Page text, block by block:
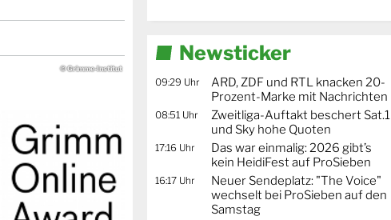
© Grimme-Institut
Newsticker
09:29 Uhr
ARD, ZDF und RTL knacken 20-
Prozent-Marke mit Nachrichten
08:51 Uhr
Zweitliga-Auftakt beschert Sat.1
und Sky hohe Quoten
17:16 Uhr
Das war einmalig: 2026 gibt’s
kein HeidiFest auf ProSieben
16:17 Uhr
Neuer Sendeplatz: "The Voice"
wechselt bei ProSieben auf den
Samstag